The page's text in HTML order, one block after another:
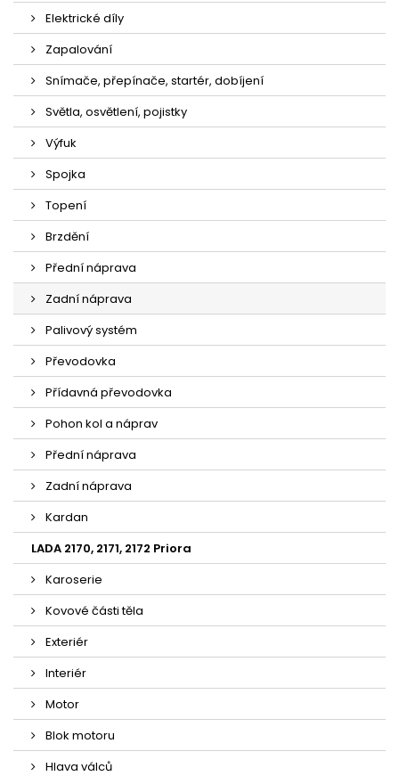
Elektrické díly
Zapalování
Snímače, přepínače, startér, dobíjení
Světla, osvětlení, pojistky
Výfuk
Spojka
Topení
Brzdění
Přední náprava
Zadní náprava
Palivový systém
Převodovka
Přídavná převodovka
Pohon kol a náprav
Přední náprava
Zadní náprava
Kardan
LADA 2170, 2171, 2172 Priora
Karoserie
Kovové části těla
Exteriér
Interiér
Motor
Blok motoru
Hlava válců